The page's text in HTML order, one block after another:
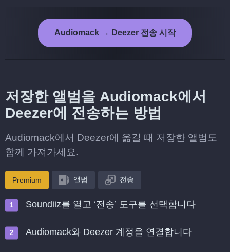
Audiomack → Deezer 전송 시작
저장한 앨범을 Audiomack에서
Deezer에 전송하는 방법
Audiomack에서 Deezer에 옮길 때 저장한 앨범도
함께 가져가세요.
Premium 앨범 전송
Soundiiz를 열고 ‘전송’ 도구를 선택합니다
Audiomack와 Deezer 계정을 연결합니다